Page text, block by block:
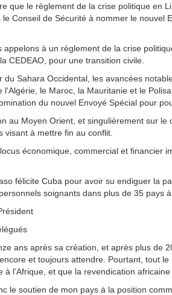
que le règlement de la crise politique en
le Conseil de Sécurité à nommer le nouvel
appelons à un règlement de la crise
CEDEAO, pour une transition civile.
du Sahara Occidental, les avancées
l'Algérie, le Maroc, la Mauritanie et le
du nouvel Envoyé Spécial pour
au Moyen Orient, et singulièrement sur
visant à mettre fin au conflit.
économique, commercial et financier
félicite Cuba pour avoir su endiguer la
soignants dans plus de 35 pays
ans après sa création, et après plus de
et toujours attendre. Pourtant, tout
à l’Afrique, et que la revendication
le soutien de mon pays à la position